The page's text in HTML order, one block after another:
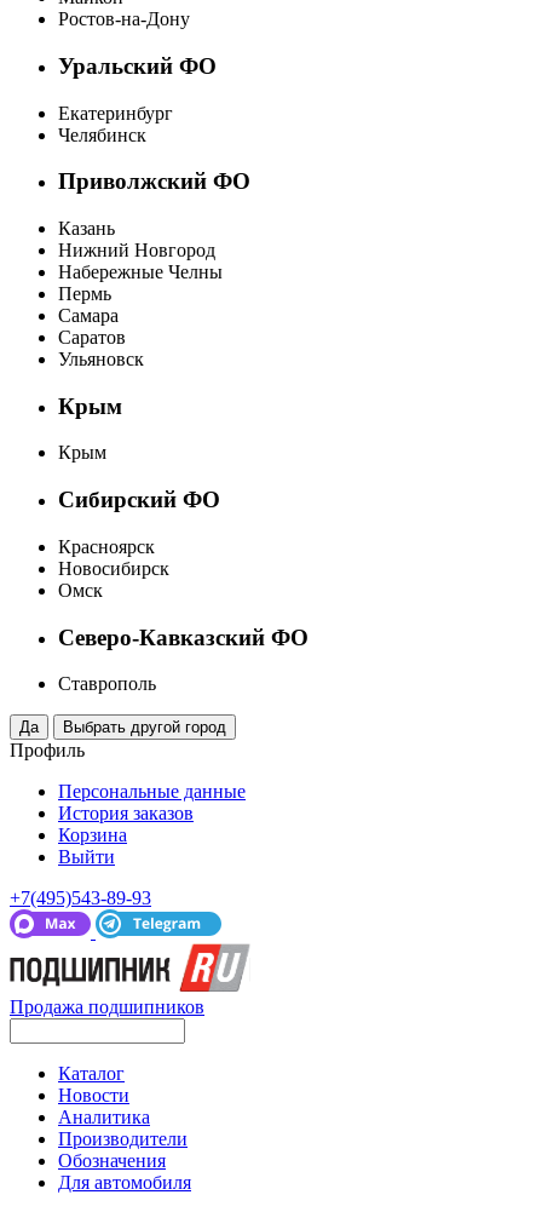
Ростов-на-Дону
Уральский ФО
Екатеринбург
Челябинск
Приволжский ФО
Казань
Нижний Новгород
Набережные Челны
Пермь
Самара
Саратов
Ульяновск
Крым
Крым
Сибирский ФО
Красноярск
Новосибирск
Омск
Северо-Кавказский ФО
Ставрополь
Профиль
Персональные данные
История заказов
Корзина
Выйти
+7(495)543-89-93
Продажа подшипников
Каталог
Новости
Аналитика
Производители
Обозначения
Для автомобиля